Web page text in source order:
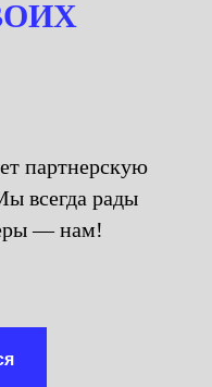
партнерскую
всегда рады
— нам!